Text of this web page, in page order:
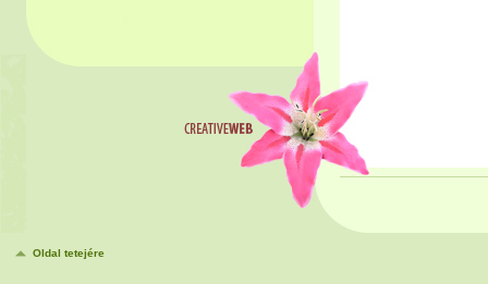
Oldal tetejére